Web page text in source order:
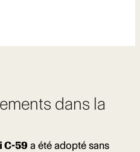
dans la
C-59 a été adopté sans